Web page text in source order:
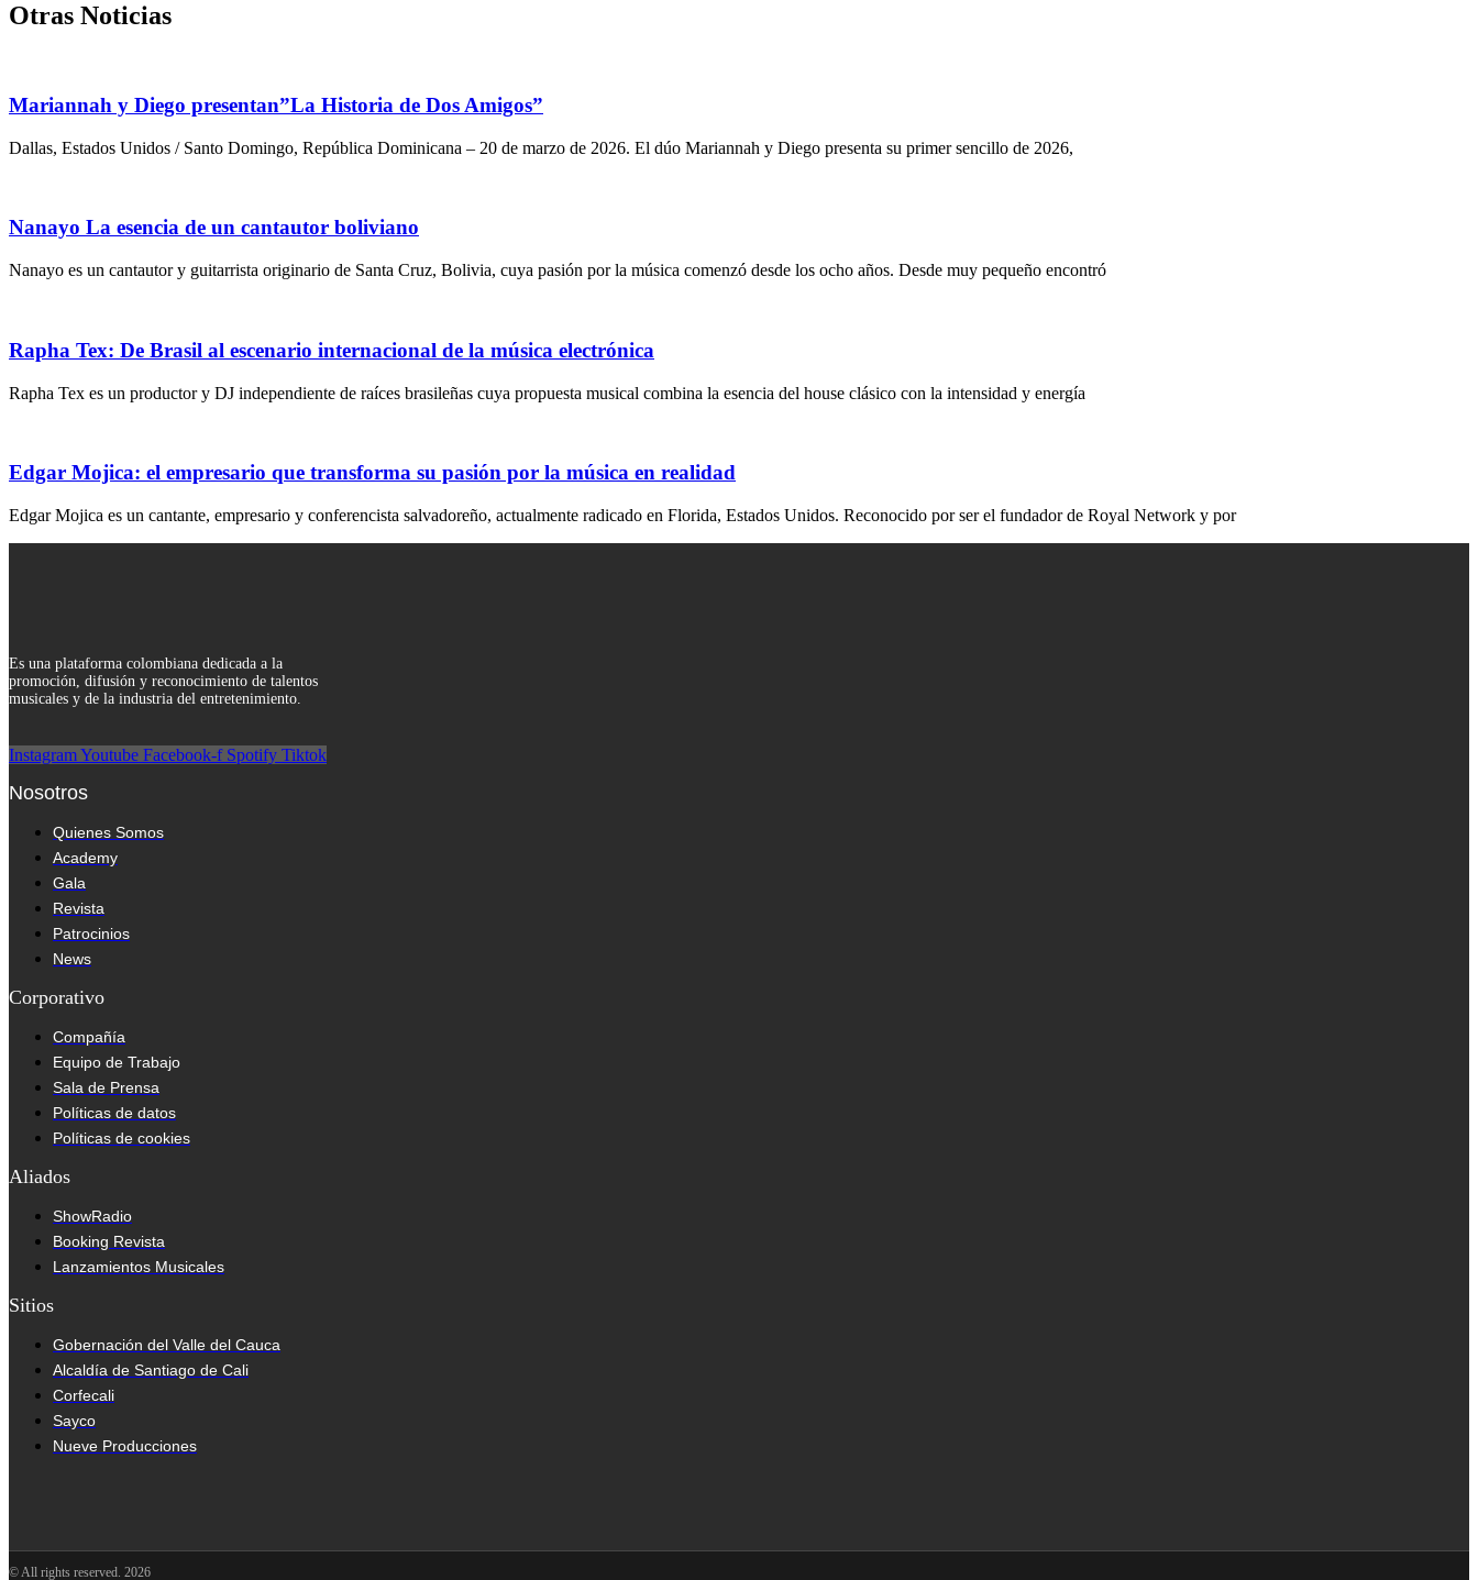
Otras Noticias
Mariannah y Diego presentan”La Historia de Dos Amigos”
Dallas, Estados Unidos / Santo Domingo, República Dominicana – 20 de marzo de 2026. El dúo Mariannah y Diego presenta su primer sencillo de 2026,
Nanayo La esencia de un cantautor boliviano
Nanayo es un cantautor y guitarrista originario de Santa Cruz, Bolivia, cuya pasión por la música comenzó desde los ocho años. Desde muy pequeño encontró
Rapha Tex: De Brasil al escenario internacional de la música electrónica
Rapha Tex es un productor y DJ independiente de raíces brasileñas cuya propuesta musical combina la esencia del house clásico con la intensidad y energía
Edgar Mojica: el empresario que transforma su pasión por la música en realidad
Edgar Mojica es un cantante, empresario y conferencista salvadoreño, actualmente radicado en Florida, Estados Unidos. Reconocido por ser el fundador de Royal Network y por
Es una plataforma colombiana dedicada a la
promoción, difusión y reconocimiento de talentos
musicales y de la industria del entretenimiento.
InstagramYoutube Facebook-f Spotify Tiktok
Nosotros
Quienes Somos
Academy
Gala
Revista
Patrocinios
News
Corporativo
Compañía
Equipo de Trabajo
Sala de Prensa
Políticas de datos
Políticas de cookies
Aliados
ShowRadio
Booking Revista
Lanzamientos Musicales
Sitios
Gobernación del Valle del Cauca
Alcaldía de Santiago de Cali
Corfecali
Sayco
Nueve Producciones
© All rights reserved. 2026